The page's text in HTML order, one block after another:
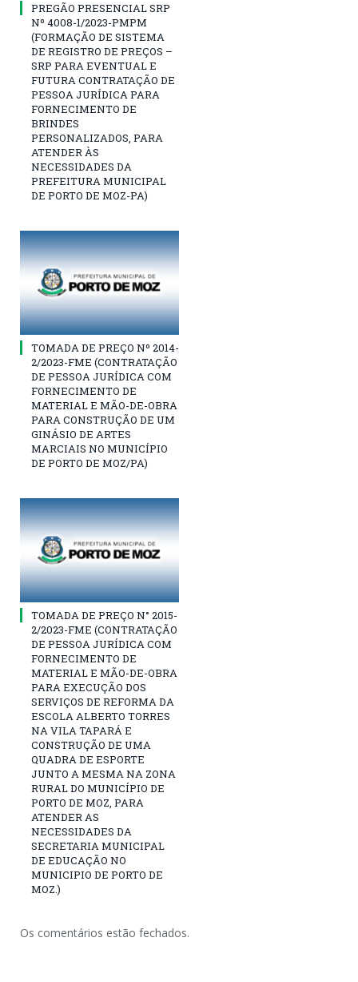
PREGÃO PRESENCIAL SRP
Nº 4008-1/2023-PMPM
(FORMAÇÃO DE SISTEMA
DE REGISTRO DE PREÇOS –
SRP PARA EVENTUAL E
FUTURA CONTRATAÇÃO DE
PESSOA JURÍDICA PARA
FORNECIMENTO DE
BRINDES
PERSONALIZADOS, PARA
ATENDER ÀS
NECESSIDADES DA
PREFEITURA MUNICIPAL
DE PORTO DE MOZ-PA)
TOMADA DE PREÇO Nº 2014-
2/2023-FME (CONTRATAÇÃO
DE PESSOA JURÍDICA COM
FORNECIMENTO DE
MATERIAL E MÃO-DE-OBRA
PARA CONSTRUÇÃO DE UM
GINÁSIO DE ARTES
MARCIAIS NO MUNICÍPIO
DE PORTO DE MOZ/PA)
TOMADA DE PREÇO N° 2015-
2/2023-FME (CONTRATAÇÃO
DE PESSOA JURÍDICA COM
FORNECIMENTO DE
MATERIAL E MÃO-DE-OBRA
PARA EXECUÇÃO DOS
SERVIÇOS DE REFORMA DA
ESCOLA ALBERTO TORRES
NA VILA TAPARÁ E
CONSTRUÇÃO DE UMA
QUADRA DE ESPORTE
JUNTO A MESMA NA ZONA
RURAL DO MUNICÍPIO DE
PORTO DE MOZ, PARA
ATENDER AS
NECESSIDADES DA
SECRETARIA MUNICIPAL
DE EDUCAÇÃO NO
MUNICIPIO DE PORTO DE
MOZ.)
Os comentários estão fechados.